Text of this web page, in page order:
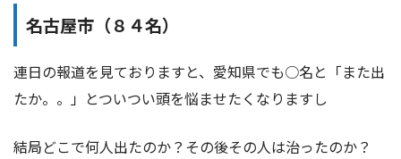
名古屋市（８４名）
連日の報道を見ておりますと、愛知県でも○名と「また出
たか。。」とついつい頭を悩ませたくなりますし
結局どこで何人出たのか？その後その人は治ったのか？